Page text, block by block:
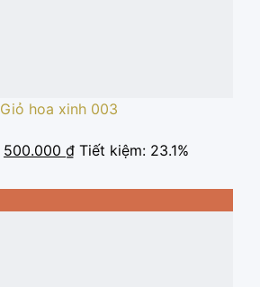
Giỏ hoa xinh 003
Giá
là:
650.000 ₫.
500.000 ₫Giá
tại
là:
Tiết kiệm: 23.1%